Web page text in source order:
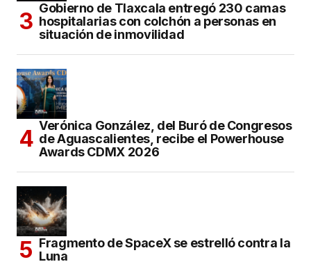
Gobierno de Tlaxcala entregó 230 camas
hospitalarias con colchón a personas en
situación de inmovilidad
Verónica González, del Buró de Congresos
de Aguascalientes, recibe el Powerhouse
Awards CDMX 2026
Fragmento de SpaceX se estrelló contra la
Luna